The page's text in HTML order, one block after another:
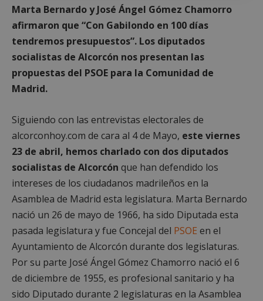
Marta Bernardo y José Ángel Gómez Chamorro
afirmaron que “Con Gabilondo en 100 días
tendremos presupuestos”. Los diputados
socialistas de Alcorcón nos presentan las
propuestas del PSOE para la Comunidad de
Madrid.
Siguiendo con las entrevistas electorales de
alcorconhoy.com de cara al 4 de Mayo, este viernes
23 de abril, hemos charlado con dos diputados
socialistas de Alcorcón que han defendido los
intereses de los ciudadanos madrileños en la
Asamblea de Madrid esta legislatura. Marta Bernardo
nació un 26 de mayo de 1966, ha sido Diputada esta
pasada legislatura y fue Concejal del PSOE en el
Ayuntamiento de Alcorcón durante dos legislaturas.
Por su parte José Ángel Gómez Chamorro nació el 6
de diciembre de 1955, es profesional sanitario y ha
sido Diputado durante 2 legislaturas en la Asamblea